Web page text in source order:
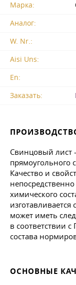
Марка:
Аналог:
W. Nr.:
Aisi Uns:
En:
Заказать:
Свинцовый лист
прямоугольного
Качество и
химического
изготавливается
может иметь
в соответствии с
состава
ОСНОВНЫЕ